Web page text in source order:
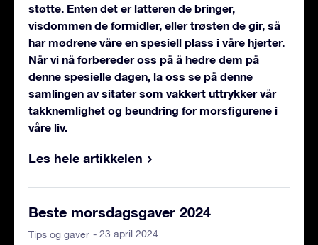
støtte. Enten det er latteren de bringer,
visdommen de formidler, eller trøsten de gir, så
har mødrene våre en spesiell plass i våre hjerter.
Når vi nå forbereder oss på å hedre dem på
denne spesielle dagen, la oss se på denne
samlingen av sitater som vakkert uttrykker vår
takknemlighet og beundring for morsfigurene i
våre liv.
Les hele artikkelen
Beste morsdagsgaver 2024
Tips og gaver - 23 april 2024